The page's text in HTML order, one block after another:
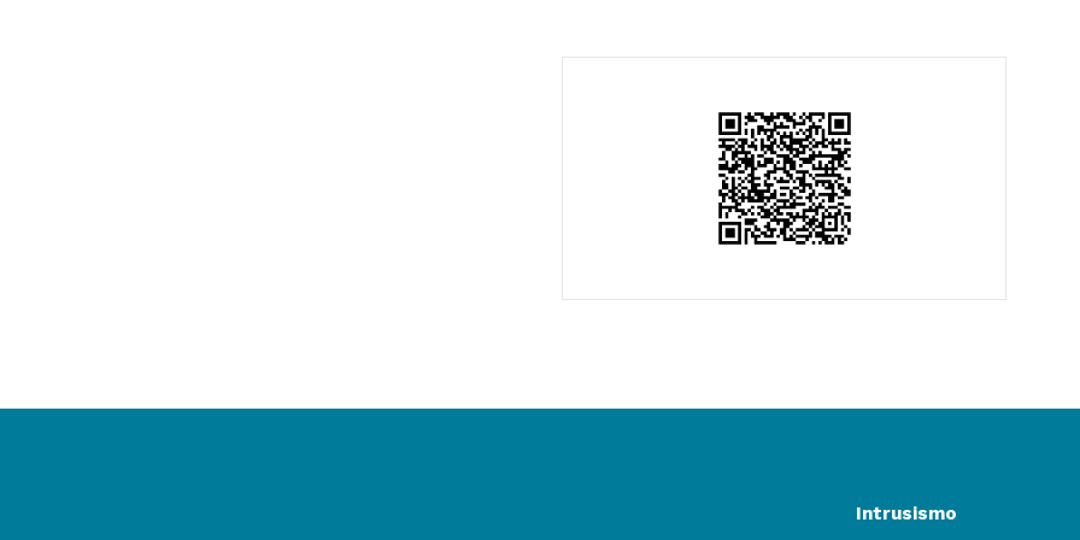
Intrusismo